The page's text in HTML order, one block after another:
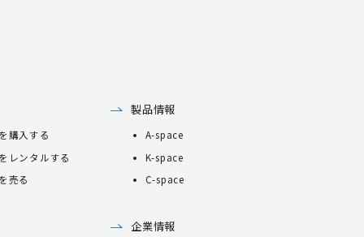
購入する
レンタルする
売る
製品情報
A-space
K-space
C-space
企業情報